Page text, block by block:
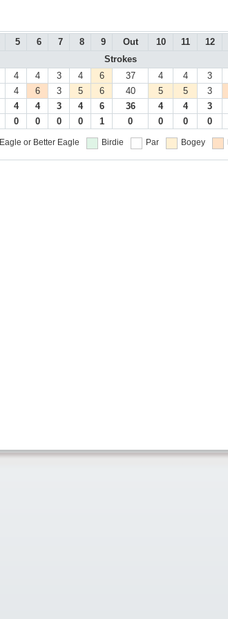
5 6 7 8 9 Out 10 11 12
Strokes
4 4 3 4 6 37 4 4 3
4 6 3 5 6 40 5 5 3
4 4 3 4 6 36 4 4 3
0 0 0 0 1 0 0 0 0
Eagle or Better Eagle Birdie Par Bogey